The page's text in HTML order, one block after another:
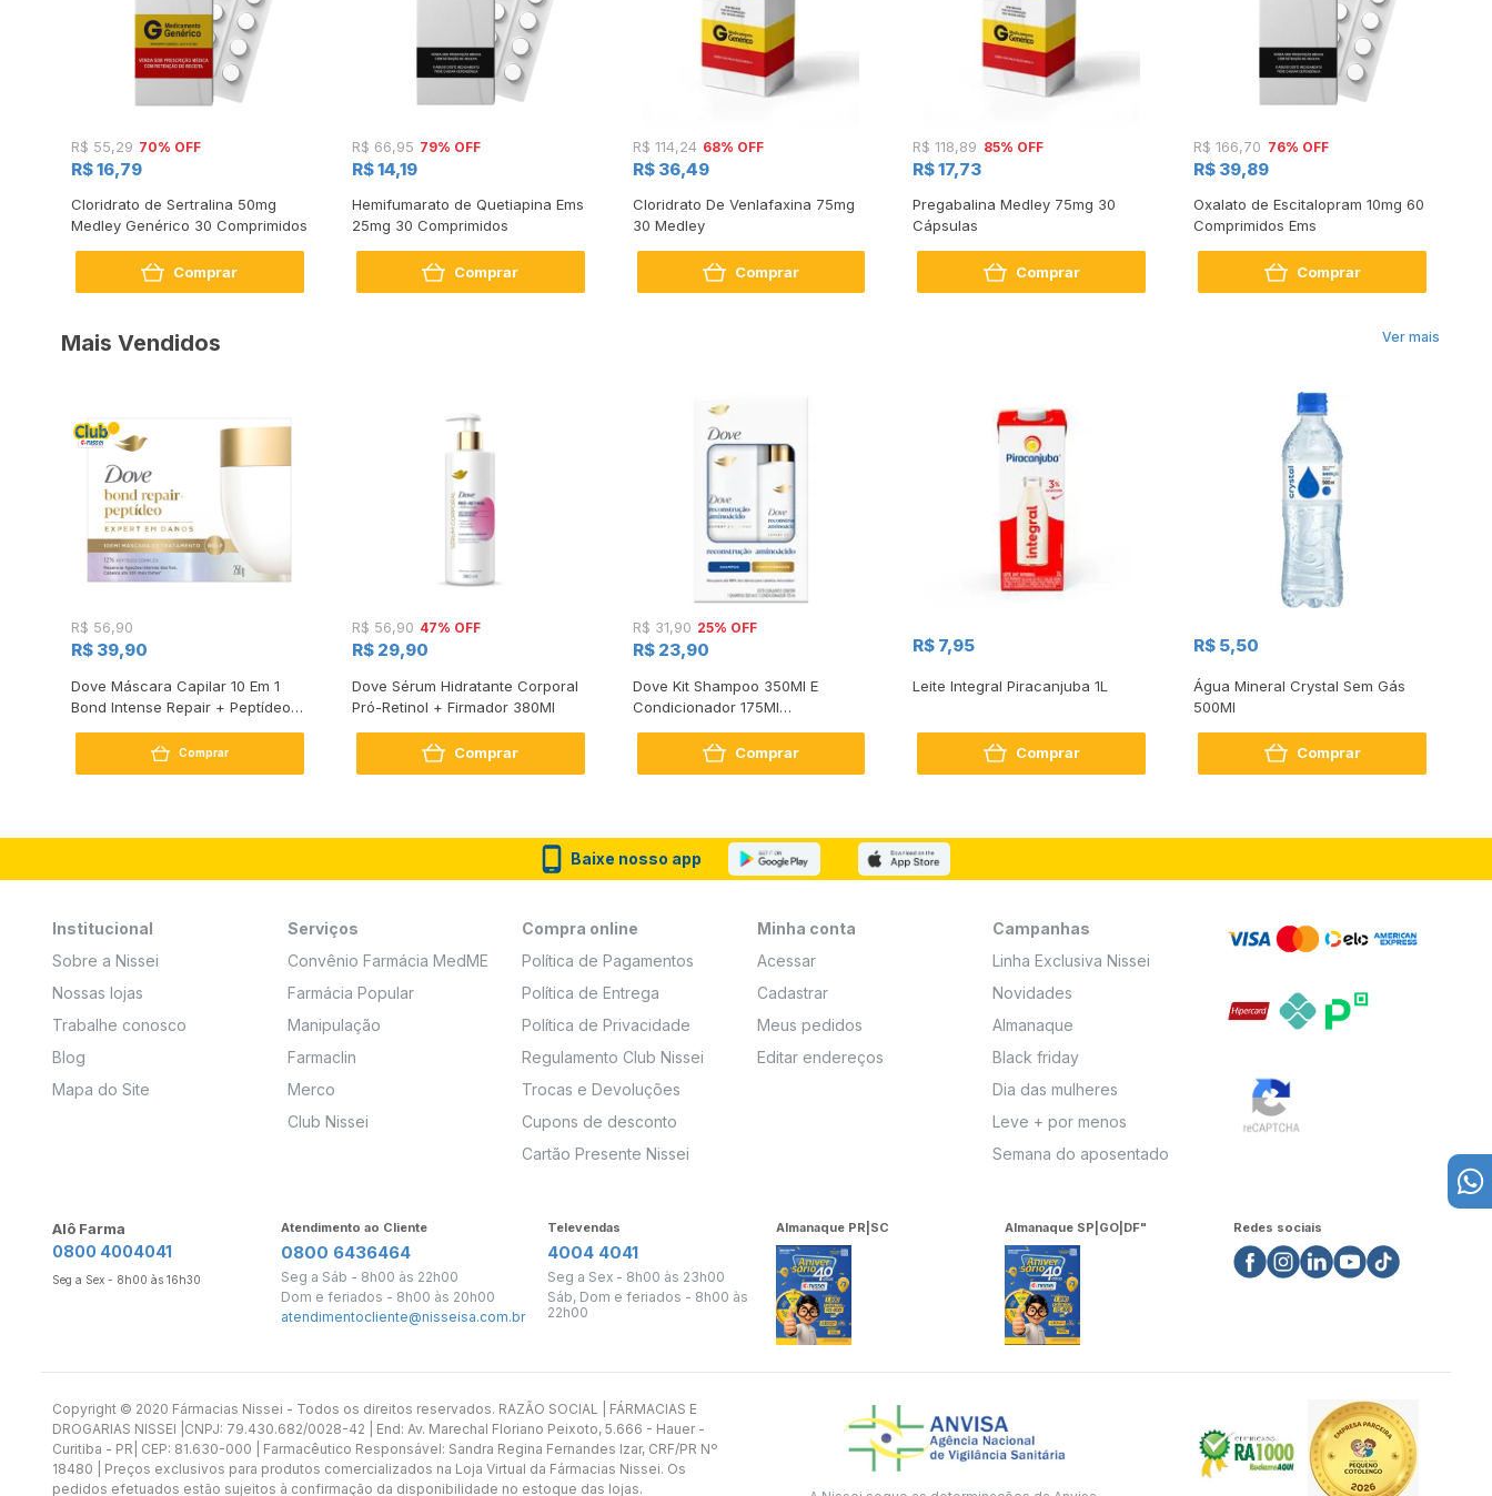
R$ 55,29 70% OFF
R$ 16,79
Cloridrato de Sertralina 50mg
Medley Genérico 30 Comprimidos
Comprar
R$ 66,95 79% OFF
R$ 14,19
Hemifumarato de Quetiapina Ems
25mg 30 Comprimidos
Comprar
R$ 114,24 68% OFF
R$ 36,49
Cloridrato De Venlafaxina 75mg
30 Medley
Comprar
R$ 118,89 85% OFF
R$ 17,73
Pregabalina Medley 75mg 30
Cápsulas
Comprar
R$ 166,70 76% OFF
R$ 39,89
Oxalato de Escitalopram 10mg 60
Comprimidos Ems
Comprar
Ver mais
Mais Vendidos
R$ 56,90
R$ 39,90
Dove Máscara Capilar 10 Em 1
Bond Intense Repair + Peptídeo
Comprar
R$ 56,90 47% OFF
R$ 29,90
Dove Sérum Hidratante Corporal
Pró-Retinol + Firmador 380Ml
Comprar
R$ 31,90 25% OFF
R$ 23,90
Dove Kit Shampoo 350Ml E
Condicionador 175Ml
Comprar
R$ 7,95
Leite Integral Piracanjuba 1L
Comprar
R$ 5,50
Água Mineral Crystal Sem Gás
500Ml
Comprar
Baixe nosso app
Institucional
Sobre a Nissei
Nossas lojas
Trabalhe conosco
Blog
Mapa do Site
Serviços
Convênio Farmácia MedME
Farmácia Popular
Manipulação
Farmaclin
Merco
Club Nissei
Compra online
Política de Pagamentos
Política de Entrega
Política de Privacidade
Regulamento Club Nissei
Trocas e Devoluções
Cupons de desconto
Cartão Presente Nissei
Minha conta
Acessar
Cadastrar
Meus pedidos
Editar endereços
Campanhas
Linha Exclusiva Nissei
Novidades
Almanaque
Black friday
Dia das mulheres
Leve + por menos
Semana do aposentado
Alô Farma
0800 4004041
Seg a Sex - 8h00 às 16h30
Atendimento ao Cliente
0800 6436464
Seg a Sáb - 8h00 às 22h00
Dom e feriados - 8h00 às 20h00
atendimentocliente@nisseisa.com.br
Televendas
4004 4041
Seg a Sex - 8h00 às 23h00
Sáb, Dom e feriados - 8h00 às
22h00
Almanaque PR|SC Almanaque SP|GO|DF" Redes sociais
Copyright ©️ 2020 Fármacias Nissei - Todos os direitos reservados. RAZÃO SOCIAL | FÁRMACIAS E
DROGARIAS NISSEI |CNPJ: 79.430.682/0028-42 | End: Av. Marechal Floriano Peixoto, 5.666 - Hauer -
Curitiba - PR| CEP: 81.630-000 | Farmacêutico Responsável: Sandra Regina Fernandes Izar, CRF/PR Nº
18480 | Preços exclusivos para produtos comercializados na Loja Virtual da Fármacias Nissei. Os
pedidos efetuados estão sujeitos à confirmação da disponibilidade no estoque das lojas.